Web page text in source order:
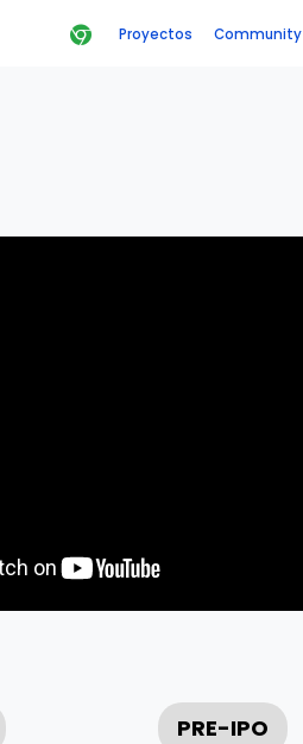
Proyectos Community
PRE-IPO